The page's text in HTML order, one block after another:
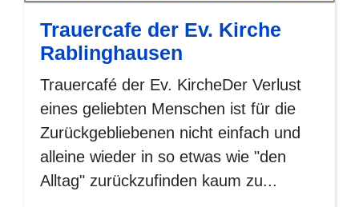
Trauercafe der Ev. Kirche
Rablinghausen
Trauercafé der Ev. KircheDer Verlust
eines geliebten Menschen ist für die
Zurückgebliebenen nicht einfach und
alleine wieder in so etwas wie "den
Alltag" zurückzufinden kaum zu...